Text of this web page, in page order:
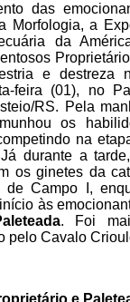
das
Morfologia, a
da
e destreza
feira (01), no
RS. Pela
os
na
durante a
os ginetes da
de Campo I,
às
. Foi
pelo Cavalo